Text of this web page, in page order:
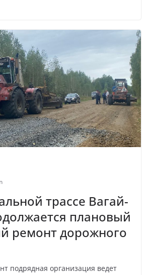
трассе Вагай-
плановый
ремонт дорожного
подрядная организация ведет